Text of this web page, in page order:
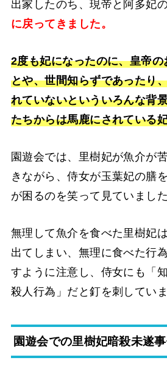
出家したのち、現帝と阿多妃
に戻ってきました。
2度も妃になったのに、皇帝
とや、世間知らずであったり
れていないといういろんな背
たちからは馬鹿にされている
園遊会では、里樹妃が魚介が
きながら、侍女が玉葉妃の膳
が困るのを笑って見ていました
無理して魚介を食べた里樹妃
出てしまい、無理に食べた行
すように注意し、侍女にも「
殺人行為」だと釘を刺していま
園遊会での里樹妃暗殺未遂